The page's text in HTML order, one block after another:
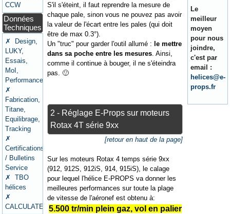
CCW
Données
Techniques
✗ Design,
LUKY,
Essais,
MoI,
Performances
✗
Fabrication,
Titane,
Equilibrage,
Tracking
✗
Certifications
/ Bulletins
Service
✗ TBO
hélices
✗
CALCULATEURS
S'il s'éteint, il faut reprendre la mesure de
chaque pale, sinon vous ne pouvez pas avoir
la valeur de l'écart entre les pales (qui doit
être de max 0.3°).
Un "truc" pour garder l'outil allumé : le mettre
dans sa poche entre les mesures . Ainsi,
comme il continue à bouger, il ne s'éteindra
pas. 🙂
2 - Réglage E-Props sur moteurs
Rotax 4T série 9xx
[retour en haut de la page]
Sur les moteurs Rotax 4 temps série 9xx
(912, 912S, 912iS, 914, 915iS), le calage
pour lequel l'hélice E-PROPS va donner les
meilleures performances sur toute la plage
de vitesse de l'aéronef est obtenu à:
5.500 tr/min plein gaz, vol en palier
Le
meilleur
moyen
pour nous
joindre,
c'est par
email :
helices@e-
props.fr